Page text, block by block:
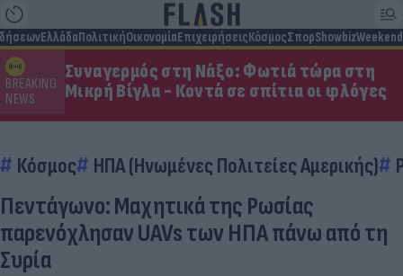
ΕλλάδαΠολιτικήΟικονομίαΕπιχειρήσειςΚόσμοςΣπορShowbizWeekend
BREAKING
NEWS
Συναγερμός στη Νάξο: Φωτιά τώρα στη
Μικρή Βίγλα - Κοντά σε σπίτια οι φλόγες
Κόσμος ΗΠΑ (Ηνωμένες Πολιτείες Αμερικής)
Πεντάγωνο: Μαχητικά της Ρωσίας
παρενόχλησαν UAVs των ΗΠΑ πάνω από τη
Συρία